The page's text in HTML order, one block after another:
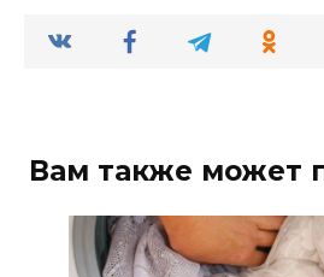
Вам также может